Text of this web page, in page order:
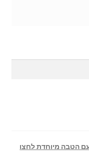
עם הטבה מיוחדת לחצו